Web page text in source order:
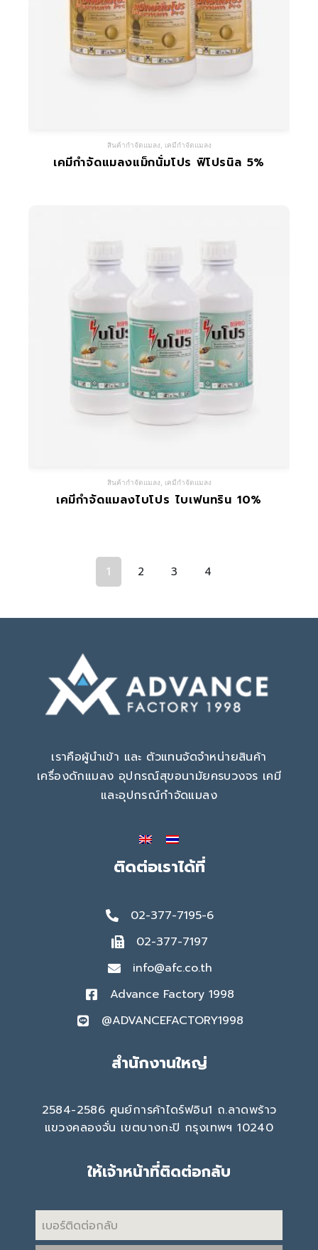
สินค้ากำจัดแมลง เคมีกำจัดแมลง
เคมีกำจัดแมลงแม็กนั่มโปร ฟิโปรนิล 5%
สินค้ากำจัดแมลง เคมีกำจัดแมลง
เคมีกำจัดแมลงไบโปร ไบเฟนทริน 10%
1 2 3 4
เราคือผู้นำเข้า และ ตัวแทนจัดจำหน่ายสินค้า
เครื่องดักแมลง อุปกรณ์สุขอนามัยครบวงจร เคมี
และอุปกรณ์กำจัดแมลง
ติดต่อเราได้ที่
02-377-7195-6
02-377-7197
info@afc.co.th
Advance Factory 1998
@ADVANCEFACTORY1998
สำนักงานใหญ่
2584-2586 ศูนย์การค้าไดร์ฟอิน1 ถ.ลาดพร้าว
แขวงคลองจั่น เขตบางกะปิ กรุงเทพฯ 10240
ให้เจ้าหน้าที่ติดต่อกลับ